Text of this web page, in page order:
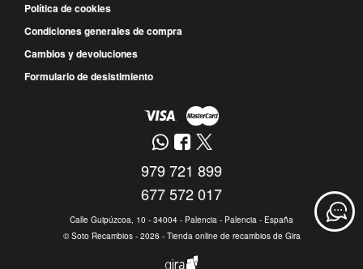
Política de cookies
Condiciones generales de compra
Cambios y devoluciones
Formulario de desistimiento
979 721 899
677 572 017
Calle Guipúzcoa, 10 - 34004 - Palencia - Palencia - España
©Soto Recambios- 2026 - Tienda online de recambios de Gira